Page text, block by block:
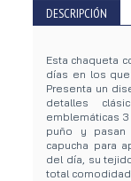
DESCRIPCIÓN
Esta chaqueta
días en los
Presenta un
detalles
emblemáticas
puño y
capucha para
del día, su
total comodidad.